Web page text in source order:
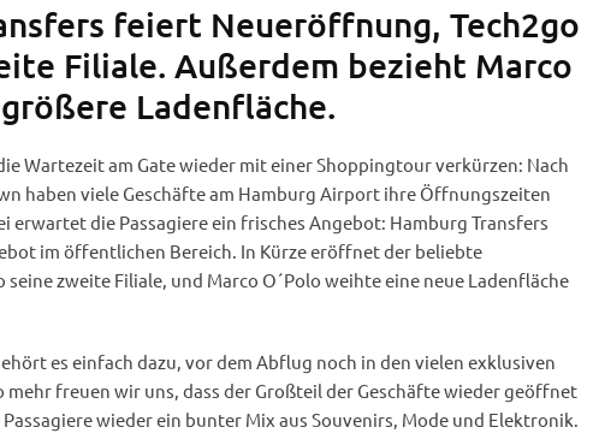
feiert Neueröffnung, Tech2go
Filiale. Außerdem bezieht Marco
Ladenfläche.
Wartezeit am Gate wieder mit einer Shoppingtour verkürzen: Nach
haben viele Geschäfte am Hamburg Airport ihre Öffnungszeiten
erwartet die Passagiere ein frisches Angebot: Hamburg Transfers
im öffentlichen Bereich. In Kürze eröffnet der beliebte
seine zweite Filiale, und Marco O´Polo weihte eine neue Ladenfläche
es einfach dazu, vor dem Abflug noch in den vielen exklusiven
mehr freuen wir uns, dass der Großteil der Geschäfte wieder geöffnet
wieder ein bunter Mix aus Souvenirs, Mode und Elektronik.